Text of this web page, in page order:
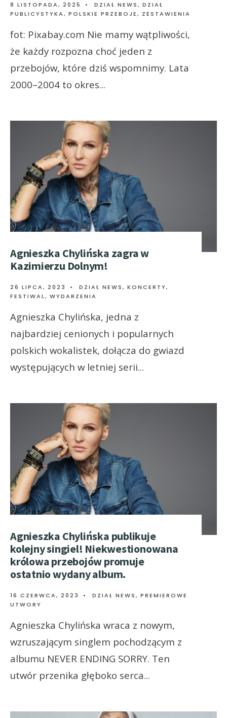
8 LISTOPADA, 2025 • DZIAŁ NEWS, DZIAŁ
PUBLICYSTYKA, POLSKIE PRZEBOJE, ZESTAWIENIA
fot: Pixabay.com Nie mamy wątpliwości,
że każdy rozpozna choć jeden z
przebojów, które dziś wspomnimy. Lata
2000–2004 to okres...
Agnieszka Chylińska zagra w
Kazimierzu Dolnym!
26 LIPCA, 2023 • DZIAŁ NEWS, KONCERTY,
FESTIWAL, WYDARZENIA
Agnieszka Chylińska, jedna z
najbardziej cenionych i popularnych
polskich wokalistek, dołącza do gwiazd
występujących w letniej serii...
Agnieszka Chylińska publikuje
kolejny singiel! Niekwestionowana
królowa przebojów promuje
ostatnio wydany album.
16 CZERWCA, 2023 • DZIAŁ NEWS, PREMIEROWE
UTWORY
Agnieszka Chylińska wraca z nowym,
wzruszającym singlem pochodzącym z
albumu NEVER ENDING SORRY. Ten
utwór przenika głęboko serca...